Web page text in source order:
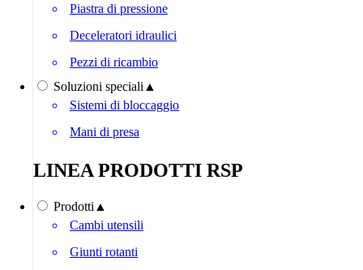
Piastra di pressione
Deceleratori idraulici
Pezzi di ricambio
Soluzioni speciali ▲
Sistemi di bloccaggio
Mani di presa
LINEA PRODOTTI RSP
Prodotti ▲
Cambi utensili
Giunti rotanti